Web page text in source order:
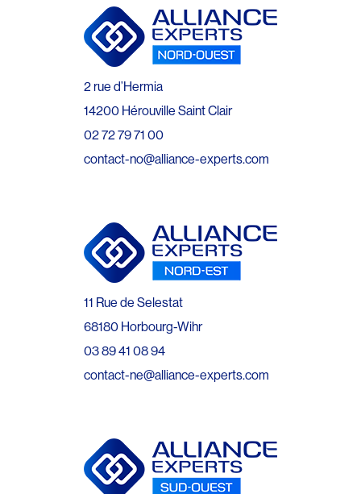
2 rue d’Hermia
14200 Hérouville Saint Clair
02 72 79 71 00
contact-no@alliance-experts.com
11 Rue de Selestat
68180 Horbourg-Wihr
03 89 41 08 94
contact-ne@alliance-experts.com